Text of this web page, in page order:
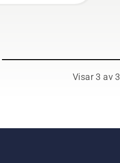
Visar 3 av 3